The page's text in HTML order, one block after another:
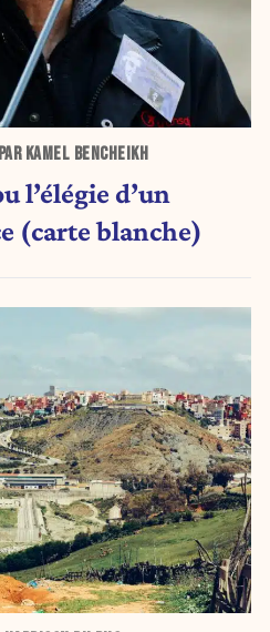
KAMEL BENCHEIKH
l’élégie d’un
(carte blanche)